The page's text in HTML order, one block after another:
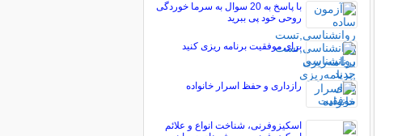
با پاسخ به 20 سوال به سرما خوردگی
روحی خود پی ببرید
برای موفقیت برنامه ریزی کنید
رازداری و حفظ اسرار خانواده
اسکیزوفرنی، شناخت انواع و علائم